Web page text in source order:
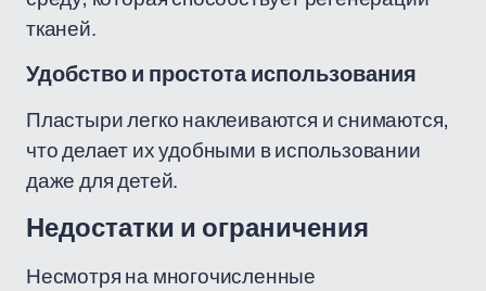
тканей.
Удобство и простота использования
Пластыри легко наклеиваются и снимаются,
что делает их удобными в использовании
даже для детей.
Недостатки и ограничения
Несмотря на многочисленные